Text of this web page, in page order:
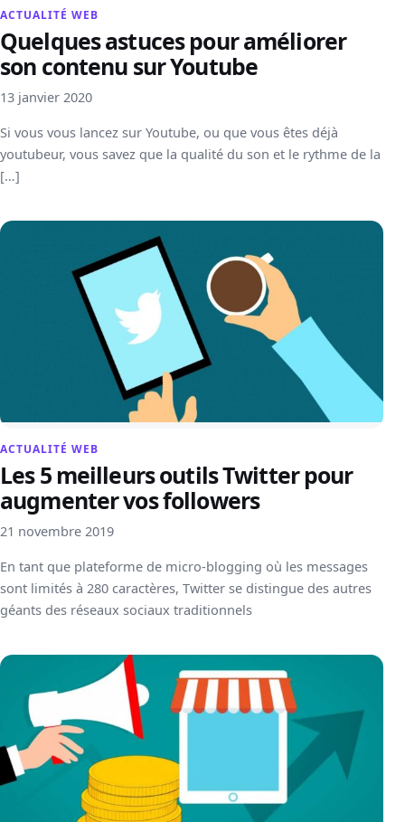
ACTUALITÉ WEB
Quelques astuces pour améliorer
son contenu sur Youtube
13 janvier 2020
Si vous vous lancez sur Youtube, ou que vous êtes déjà
youtubeur, vous savez que la qualité du son et le rythme de la
[…]
ACTUALITÉ WEB
Les 5 meilleurs outils Twitter pour
augmenter vos followers
21 novembre 2019
En tant que plateforme de micro-blogging où les messages
sont limités à 280 caractères, Twitter se distingue des autres
géants des réseaux sociaux traditionnels